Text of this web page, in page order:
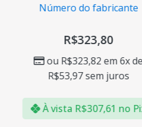
Número do fabricante
R$323,80
ouR$323,82em 6x de
R$53,97sem juros
À vistaR$307,61no Pix